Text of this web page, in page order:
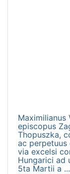
Maximilianus
episcopus
Thopuszka,
ac
via excelsi
Hungarici ad
5ta Martii a